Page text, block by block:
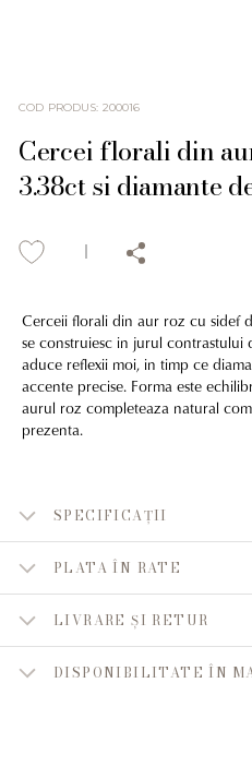
COD PRODUS: 200016
Cercei florali din
3.38ct si diamante
Cerceii florali din aur roz cu sidef
se construiesc in jurul contrastului
aduce reflexii moi, in timp ce
accente precise. Forma este
aurul roz completeaza natural
prezenta.
SPECIFICAȚII
PLATA ÎN RATE
LIVRARE ȘI RETUR
DISPONIBILITATE ÎN